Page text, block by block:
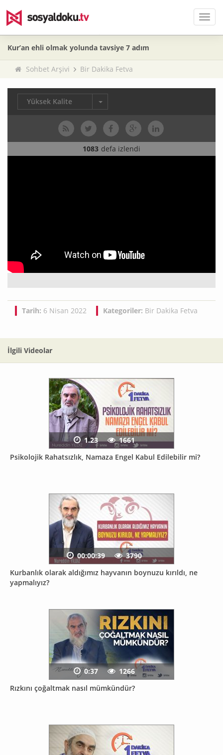
Menü
Kur’an ehli olmak yolunda tavsiye 7 adım
Sohbet Arşivi Bir Dakika Fetva
Yüksek Kalite
1083 defa izlendi
Tarih: 6 Nisan 2022 Kategoriler: Bir Dakika Fetva
İlgili Videolar
Psikolojik Rahatsızlık, Namaza Engel Kabul Edilebilir mi?
1.23 1661
Kurbanlık olarak aldığımız hayvanın boynuzu kırıldı, ne
yapmalıyız?
00:00:39 3790
Rızkını çoğaltmak nasıl mümkündür?
0:37 1266